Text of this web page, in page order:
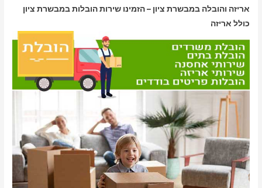
אריזה והובלה במבשרת ציון – הזמינו שירות הובלות במבשרת ציון
כולל אריזה